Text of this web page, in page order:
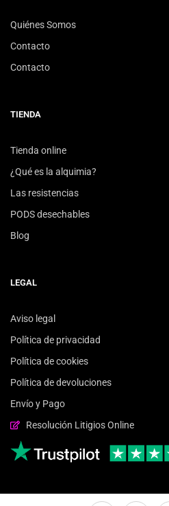
Quiénes Somos
Contacto
Contacto
TIENDA
Tienda online
¿Qué es la alquimia?
Las resistencias
PODS desechables
Blog
LEGAL
Aviso legal
Política de privacidad
Política de cookies
Política de devoluciones
Envío y Pago
Resolución Litigios Online